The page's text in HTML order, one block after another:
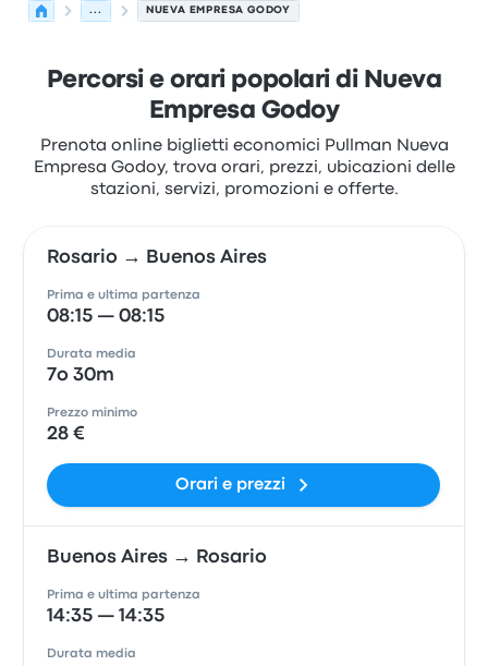
... NUEVA EMPRESA GODOY
Percorsi e orari popolari di Nueva
Empresa Godoy
Prenota online biglietti economici Pullman Nueva
Empresa Godoy, trova orari, prezzi, ubicazioni delle
stazioni, servizi, promozioni e offerte.
Rosario → Buenos Aires
Prima e ultima partenza
08:15 — 08:15
Durata media
7o 30m
Prezzo minimo
28 €
Orari e prezzi
Buenos Aires → Rosario
Prima e ultima partenza
14:35 — 14:35
Durata media